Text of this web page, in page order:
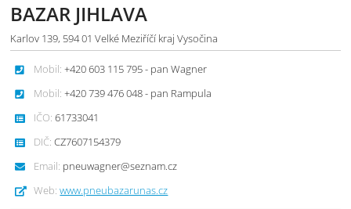
BAZAR JIHLAVA
Karlov 139, 594 01 Velké Meziříčí kraj Vysočina
Mobil: +420 603 115 795 - pan Wagner
Mobil: +420 739 476 048 - pan Rampula
IČO: 61733041
DIČ: CZ7607154379
Email: pneuwagner@seznam.cz
Web: www.pneubazarunas.cz